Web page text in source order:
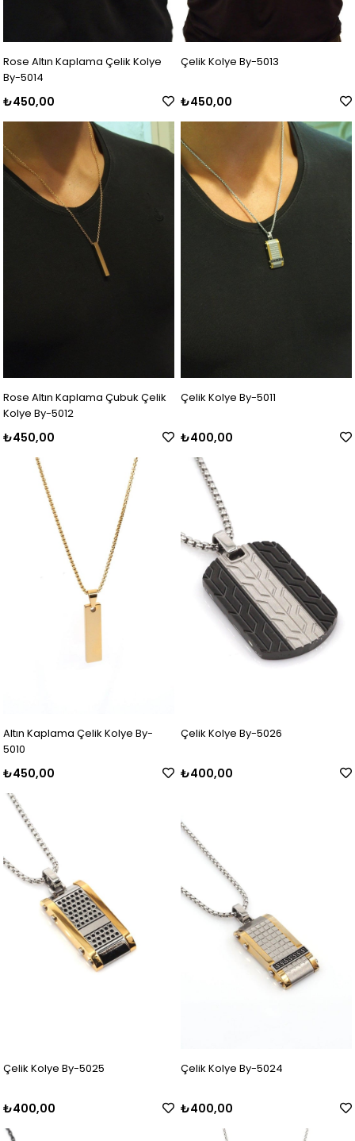
Rose Altın Kaplama Çelik Kolye
By-5014
₺450,00
Çelik Kolye By-5013
₺450,00
Rose Altın Kaplama Çubuk Çelik
Kolye By-5012
₺450,00
Çelik Kolye By-5011
₺400,00
Altın Kaplama Çelik Kolye By-
5010
₺450,00
Çelik Kolye By-5026
₺400,00
Çelik Kolye By-5025
₺400,00
Çelik Kolye By-5024
₺400,00